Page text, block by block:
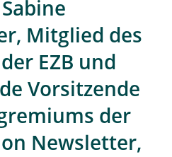
Mitglied des
EZB und
Vorsitzende
der
Newsletter,